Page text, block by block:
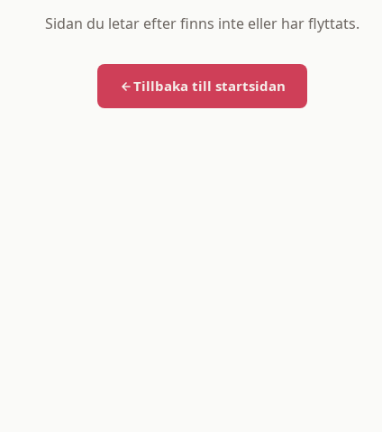
Sidan du letar efter finns inte eller har flyttats.
Tillbaka till startsidan